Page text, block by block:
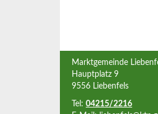
Marktgemeinde
Hauptplatz 9
9556 Liebenfels
Tel: 04215/2216